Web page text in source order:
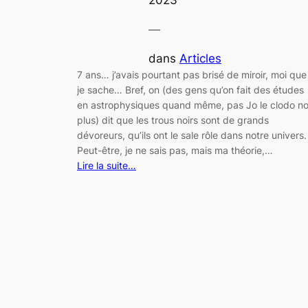
—
dans Articles
7 ans… j’avais pourtant pas brisé de miroir, moi que
je sache… Bref, on (des gens qu’on fait des études
en astrophysiques quand même, pas Jo le clodo
plus) dit que les trous noirs sont de grands
dévoreurs, qu’ils ont le sale rôle dans notre univers.
Peut-être, je ne sais pas, mais ma théorie,…
Lire la suite…